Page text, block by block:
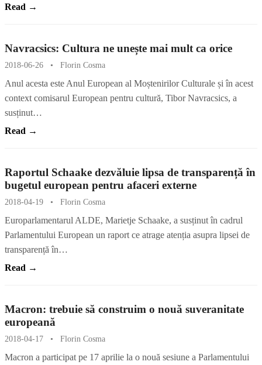
Read →
Navracsics: Cultura ne unește mai mult ca orice
2018-06-26 • Florin Cosma
Anul acesta este Anul European al Moștenirilor Culturale și în acest
context comisarul European pentru cultură, Tibor Navracsics, a
susținut…
Read →
Raportul Schaake dezvăluie lipsa de transparență în
bugetul european pentru afaceri externe
2018-04-19 • Florin Cosma
Europarlamentarul ALDE, Marietje Schaake, a susținut în cadrul
Parlamentului European un raport ce atrage atenția asupra lipsei de
transparență în…
Read →
Macron: trebuie să construim o nouă suveranitate
europeană
2018-04-17 • Florin Cosma
Macron a participat pe 17 aprilie la o nouă sesiune a Parlamentului